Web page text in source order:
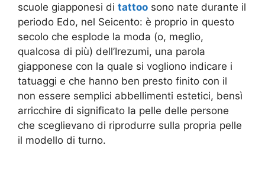
scuole giapponesi di tattoo sono nate durante il
periodo Edo, nel Seicento: è proprio in questo
secolo che esplode la moda (o, meglio,
qualcosa di più) dell’Irezumi, una parola
giapponese con la quale si vogliono indicare i
tatuaggi e che hanno ben presto finito con il
non essere semplici abbellimenti estetici, bensì
arricchire di significato la pelle delle persone
che sceglievano di riprodurre sulla propria pelle
il modello di turno.